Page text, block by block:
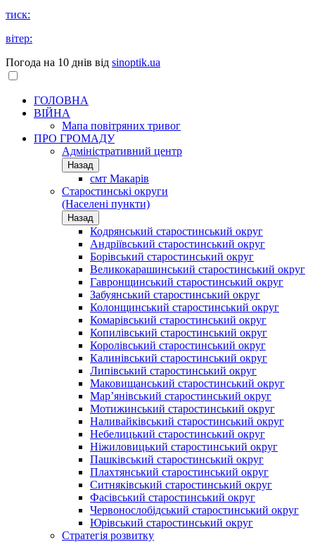
тиск:
вітер:
Погода на 10 днів від sinoptik.ua
ГОЛОВНА
ВІЙНА
Мапа повітряних тривог
ПРО ГРОМАДУ
Aдміністративний центр
Назад
смт Макарів
Старостинські округи
(Населені пункти)
Назад
Кодрянський старостинський округ
Андріївський старостинський округ
Борівський старостинський округ
Великокарашинський старостинський округ
Гавронщинський старостинський округ
Забуянський старостинський округ
Колонщинський старостинський округ
Комарівський старостинський округ
Копилівський старостинський округ
Королівський старостинський округ
Калинівський старостинський округ
Липівський старостинський округ
Маковищанський старостинський округ
Мар’янівський старостинський округ
Мотижинський старостинський округ
Наливайківський старостинський округ
Небелицький старостинський округ
Ніжиловицький старостинський округ
Пашківський старостинський округ
Плахтянський старостинський округ
Ситняківський старостинський округ
Фасівський старостинський округ
Червонослобідський старостинський округ
Юрівський старостинський округ
Стратегія розвитку